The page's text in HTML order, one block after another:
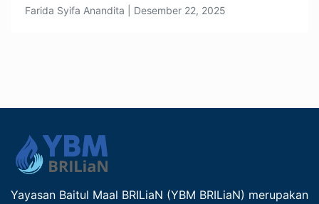
Farida Syifa Anandita | Desember 22, 2025
Yayasan Baitul Maal BRILiaN (YBM BRILiaN) merupakan